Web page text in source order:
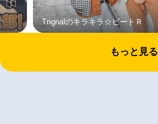
Trignalのキラキラ☆ビートＲ
もっと見る